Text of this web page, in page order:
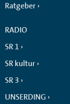
Ratgeber
RADIO
SR 1
SR kultur
SR 3
UNSERDING